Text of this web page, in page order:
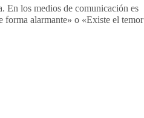
En los medios de comunicación es
forma alarmante» o «Existe el temor